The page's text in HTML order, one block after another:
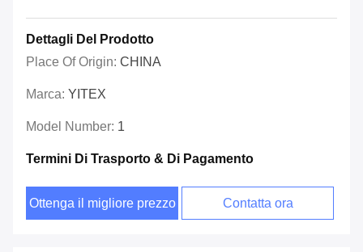
Dettagli Del Prodotto
Place Of Origin: CHINA
Marca: YITEX
Model Number: 1
Termini Di Trasporto & Di Pagamento
Ottenga il migliore prezzo Contatta ora